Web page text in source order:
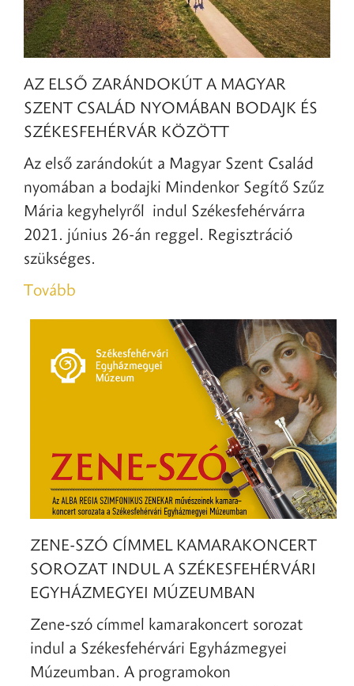
AZ ELSŐ ZARÁNDOKÚT A MAGYAR
SZENT CSALÁD NYOMÁBAN BODAJK ÉS
SZÉKESFEHÉRVÁR KÖZÖTT
Az első zarándokút a Magyar Szent Család
nyomában a bodajki Mindenkor Segítő Szűz
Mária kegyhelyről indul Székesfehérvárra
2021. június 26-án reggel. Regisztráció
szükséges.
Tovább
ZENE-SZÓ CÍMMEL KAMARAKONCERT
SOROZAT INDUL A SZÉKESFEHÉRVÁRI
EGYHÁZMEGYEI MÚZEUMBAN
Zene-szó címmel kamarakoncert sorozat
indul a Székesfehérvári Egyházmegyei
Múzeumban. A programokon